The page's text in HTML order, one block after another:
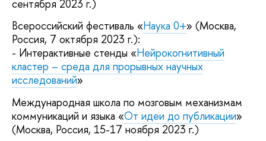
сентября 2023 г.)
Всероссийский фестиваль «Наука 0+» (Москва,
Россия, 7 октября 2023 г.):
- Интерактивные стенды «Нейрокогнитивный
кластер – среда для прорывных научных
исследований»
Международная школа по мозговым механизмам
коммуникаций и языка «От идеи до публикации»
(Москва, Россия, 15-17 ноября 2023 г.)